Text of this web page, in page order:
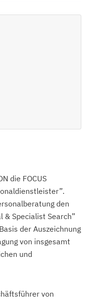
die FOCUS
den
& Specialist Search”
der Auszeichnung
von insgesamt
und
von